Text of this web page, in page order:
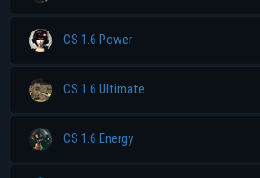
CS 1.6 Power
CS 1.6 Ultimate
CS 1.6 Energy